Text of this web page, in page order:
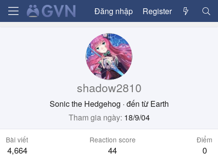
Đăng nhập Register
shadow2810
Sonic the Hedgehog · đến từ Earth
Tham gia ngày 18/9/04
Bài viết
4,664
Reaction score
44
Điểm
0